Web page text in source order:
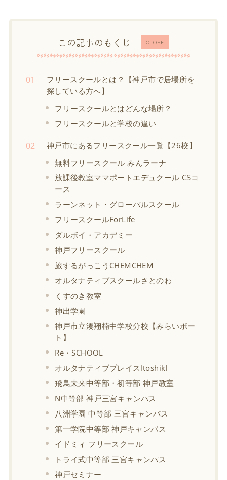
CLOSE
この記事のもくじ
フリースクールとは？【神戸市で居場所を
探している方へ】
フリースクールとはどんな場所？
フリースクールと学校の違い
神戸市にあるフリースクール一覧【26校】
無料フリースクール みんラーナ
放課後教室ママポートエデュクール CSコ
ース
ラーンネット・グローバルスクール
フリースクールForLife
ダルボイ・アカデミー
神戸フリースクール
旅するがっこうCHEMCHEM
オルタナティブスクールさとのわ
くすのき教室
神出学園
神戸市立湊翔楠中学校分校【みらいポー
ト】
Re・SCHOOL
オルタナティブプレイスItoshikI
飛鳥未来中等部・初等部 神戸教室
N中等部 神戸三宮キャンパス
八洲学園 中等部 三宮キャンパス
第一学院中等部 神戸キャンパス
イドミィ フリースクール
トライ式中等部 三宮キャンパス
神戸セミナー